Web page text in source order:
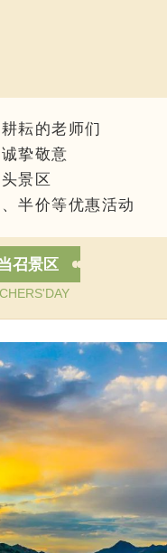
耘的老师们
挚敬意
景区
半价等优惠活动
召景区